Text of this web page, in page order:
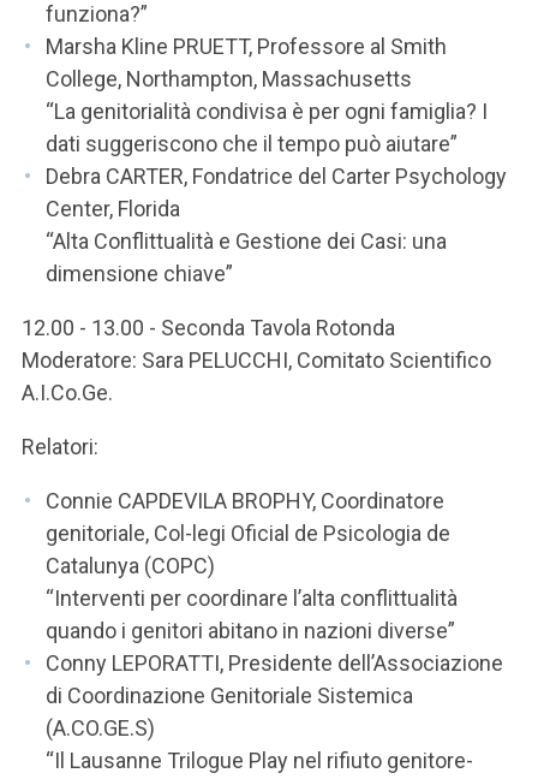
funziona?”
Marsha Kline PRUETT, Professore al Smith
College, Northampton, Massachusetts
“La genitorialità condivisa è per ogni famiglia? I
dati suggeriscono che il tempo può aiutare”
Debra CARTER, Fondatrice del Carter Psychology
Center, Florida
“Alta Conflittualità e Gestione dei Casi: una
dimensione chiave”
12.00 - 13.00 - Seconda Tavola Rotonda
Moderatore: Sara PELUCCHI, Comitato Scientifico
A.I.Co.Ge.
Relatori:
Connie CAPDEVILA BROPHY, Coordinatore
genitoriale, Col-legi Oficial de Psicologia de
Catalunya (COPC)
“Interventi per coordinare l’alta conflittualità
quando i genitori abitano in nazioni diverse”
Conny LEPORATTI, Presidente dell’Associazione
di Coordinazione Genitoriale Sistemica
(A.CO.GE.S)
“Il Lausanne Trilogue Play nel rifiuto genitore-